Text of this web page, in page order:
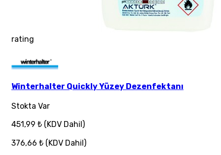
rating
Winterhalter Quickly Yüzey Dezenfektanı
Stokta Var
451,99 ₺ (KDV Dahil)
376,66 ₺ (KDV Dahil)